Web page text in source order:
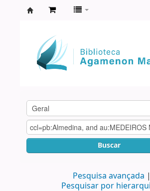
Agamenon
Magalhães
Buscar
Pesquisa avançada
Pesquisar por